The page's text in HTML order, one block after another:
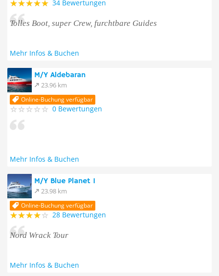
34 Bewertungen
Tolles Boot, super Crew, furchtbare Guides
Mehr Infos & Buchen
M/Y Aldebaran
23.96 km
Online-Buchung verfügbar
0 Bewertungen
Mehr Infos & Buchen
M/Y Blue Planet 1
23.98 km
Online-Buchung verfügbar
28 Bewertungen
Nord Wrack Tour
Mehr Infos & Buchen